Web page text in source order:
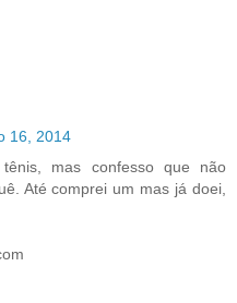
16, 2014
mas confesso que não
Até comprei um mas já doei,